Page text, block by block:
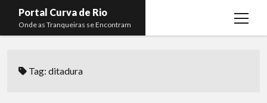
Portal Curva de Rio
Onde as Tranqueiras se Encontram
open
menu
Curva de Rio
Membros
Tag:ditadura